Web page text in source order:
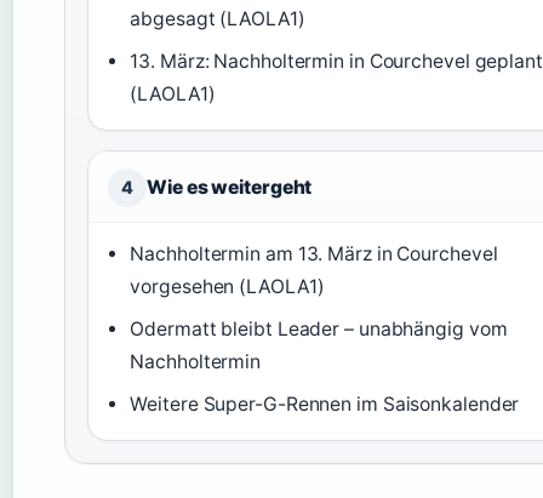
abgesagt (LAOLA1)
13. März: Nachholtermin in Courchevel geplant
(LAOLA1)
4 Wie es weitergeht
Nachholtermin am 13. März in Courchevel
vorgesehen (LAOLA1)
Odermatt bleibt Leader – unabhängig vom
Nachholtermin
Weitere Super-G-Rennen im Saisonkalender